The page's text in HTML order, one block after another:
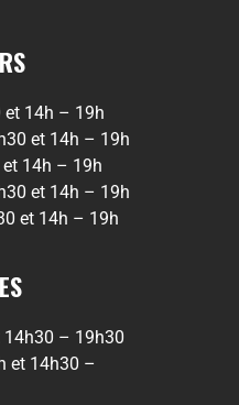
14h – 19h
et 14h – 19h
14h – 19h
et 14h – 19h
et 14h – 19h
– 19h30
et 14h30 –